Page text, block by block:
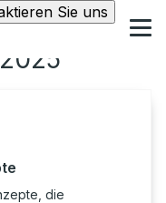
Sie uns
die